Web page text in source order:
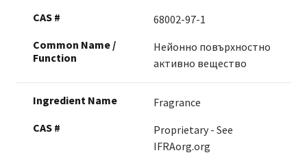
68002-97-1
Нейонно повърхностно
активно вещество
Fragrance
Proprietary - See
IFRAorg.org